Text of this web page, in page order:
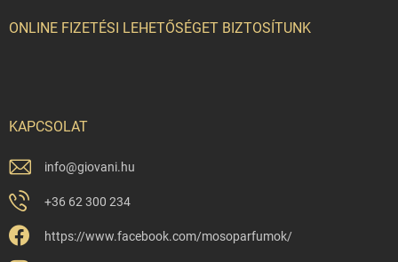
ONLINE FIZETÉSI LEHETŐSÉGET BIZTOSÍTUNK
KAPCSOLAT
info@giovani.hu
+36 62 300 234
https://www.facebook.com/mosoparfumok/